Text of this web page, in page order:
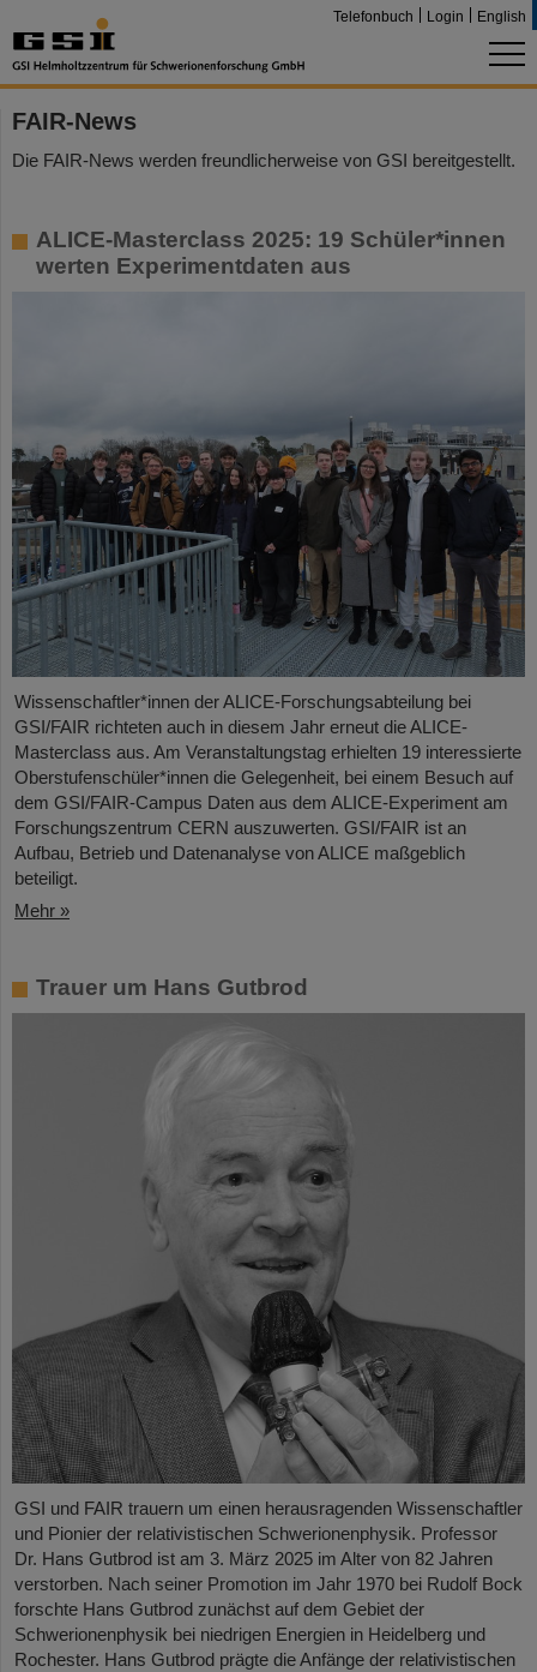
Telefonbuch Login English
FAIR-News
Die FAIR-News werden freundlicherweise von GSI bereitgestellt.
ALICE-Masterclass 2025: 19 Schüler*innen
werten Experimentdaten aus
Wissenschaftler*innen der ALICE-Forschungsabteilung bei
GSI/FAIR richteten auch in diesem Jahr erneut die ALICE-
Masterclass aus. Am Veranstaltungstag erhielten 19 interessierte
Oberstufenschüler*innen die Gelegenheit, bei einem Besuch auf
dem GSI/FAIR-Campus Daten aus dem ALICE-Experiment am
Forschungszentrum CERN auszuwerten. GSI/FAIR ist an
Aufbau, Betrieb und Datenanalyse von ALICE maßgeblich
beteiligt.
Mehr »
Trauer um Hans Gutbrod
GSI und FAIR trauern um einen herausragenden Wissenschaftler
und Pionier der relativistischen Schwerionenphysik. Professor
Dr. Hans Gutbrod ist am 3. März 2025 im Alter von 82 Jahren
verstorben. Nach seiner Promotion im Jahr 1970 bei Rudolf Bock
forschte Hans Gutbrod zunächst auf dem Gebiet der
Schwerionenphysik bei niedrigen Energien in Heidelberg und
Rochester. Hans Gutbrod prägte die Anfänge der relativistischen